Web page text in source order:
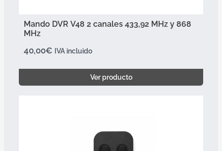
Mando DVR V48 2 canales 433,92 MHz y 868
MHz
40,00€ IVA incluido
Ver producto